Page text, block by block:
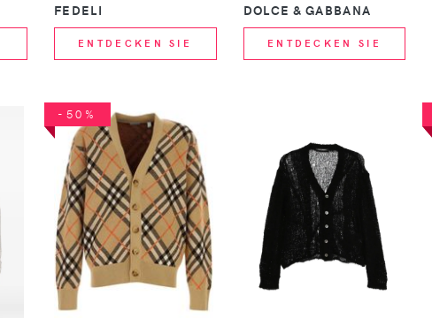
FEDELI
ENTDECKEN SIE
DOLCE & GABBANA
ENTDECKEN SIE
-50%